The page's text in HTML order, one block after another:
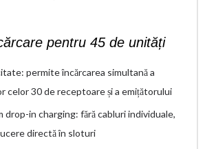
pentru 45 de unități
permite încărcarea simultană a
celor 30 de receptoare și a emițătorului
drop-in charging: fără cabluri individuale,
directă în sloturi